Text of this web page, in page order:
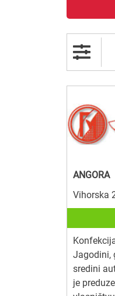
ANGORA
Vihorska
Jagodini,
sredini
je